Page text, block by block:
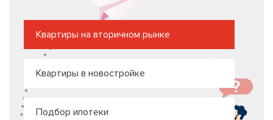
Квартиры на вторичном рынке
Квартиры в новостройке
Подбор ипотеки